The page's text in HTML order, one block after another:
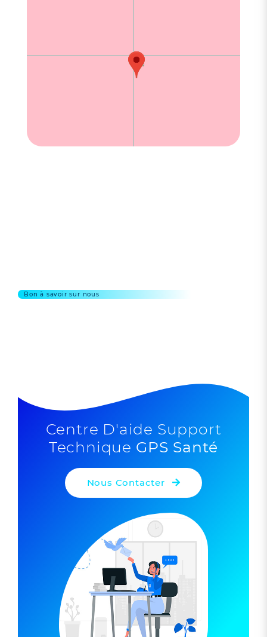
Bon à savoir sur nous
Centre D'aide Support
Technique GPS Santé
Nous Contacter